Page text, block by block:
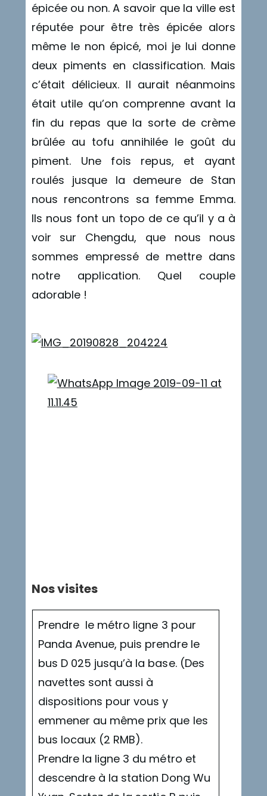
épicée ou non. A savoir que la ville est
réputée pour être très épicée alors
même le non épicé, moi je lui donne
deux piments en classification. Mais
c’était délicieux. Il aurait néanmoins
était utile qu’on comprenne avant la
fin du repas que la sorte de crème
brûlée au tofu annihilée le goût du
piment. Une fois repus, et ayant
roulés jusque la demeure de Stan
nous rencontrons sa femme Emma.
Ils nous font un topo de ce qu’il y a à
voir sur Chengdu, que nous nous
sommes empressé de mettre dans
notre application. Quel couple
adorable !
Nos visites
Prendre le métro ligne 3 pour
Panda Avenue, puis prendre le
bus D 025 jusqu’à la base. (Des
navettes sont aussi à
dispositions pour vous y
emmener au même prix que les
bus locaux (2 RMB).
Prendre la ligne 3 du métro et
descendre à la station Dong Wu